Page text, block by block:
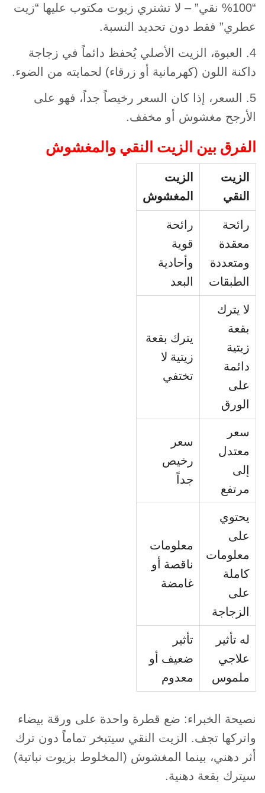
“100% نقي” – لا تشتري زيوت مكتوب عليها “زيت
عطري” فقط دون تحديد النسبة.
4. العبوة، الزيت الأصلي يُحفظ دائماً في زجاجة
داكنة اللون (كهرمانية أو زرقاء) لحمايته من الضوء.
5. السعر، إذا كان السعر رخيصاً جداً، فهو على
الأرجح مغشوش أو مخفف.
الفرق بين الزيت النقي والمغشوش
الزيت
النقي
الزيت
المغشوش
رائحة
معقدة
ومتعددة
الطبقات
رائحة
قوية
وأحادية
البعد
لا يترك
بقعة
زيتية
دائمة
على
الورق
يترك بقعة
زيتية لا
تختفي
سعر
معتدل
إلى
مرتفع
سعر
رخيص
جداً
يحتوي
على
معلومات
كاملة
على
الزجاجة
معلومات
ناقصة أو
غامضة
له تأثير
علاجي
ملموس
تأثير
ضعيف أو
معدوم
نصيحة الخبراء: ضع قطرة واحدة على ورقة بيضاء
واتركها تجف. الزيت النقي سيتبخر تماماً دون ترك
أثر دهني، بينما المغشوش (المخلوط بزيوت نباتية)
سيترك بقعة دهنية.